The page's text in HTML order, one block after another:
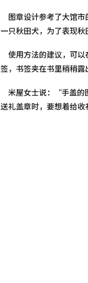
图章设计参考了大馆市
一只秋田犬，为了表现秋
使用方法的建议，可以
签，书签夹在书里稍稍露
米屋女士说：“手盖的
送礼盖章时，要想着给收